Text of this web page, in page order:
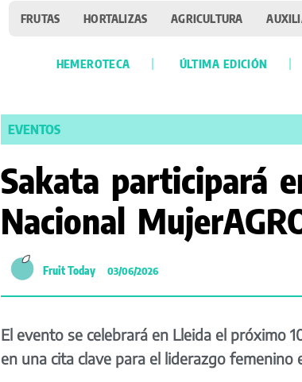
FRUTAS HORTALIZAS AGRICULTURA
HEMEROTECA ÚLTIMA EDICIÓN
EVENTOS
Sakata participará
Nacional
Fruit Today 03/06/2026
El evento se celebrará en Lleida el próximo
en una cita clave para el liderazgo